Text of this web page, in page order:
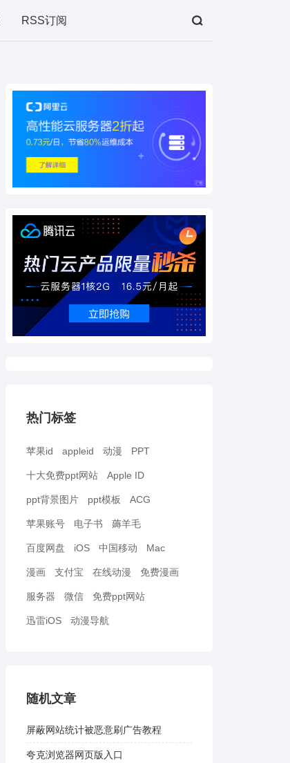
RSS订阅
热门标签
苹果id appleid 动漫 PPT
十大免费ppt网站 Apple ID
ppt背景图片 ppt模板 ACG
苹果账号 电子书 薅羊毛
百度网盘 iOS 中国移动 Mac
漫画 支付宝 在线动漫 免费漫画
服务器 微信 免费ppt网站
迅雷iOS 动漫导航
随机文章
屏蔽网站统计被恶意刷广告教程
夸克浏览器网页版入口